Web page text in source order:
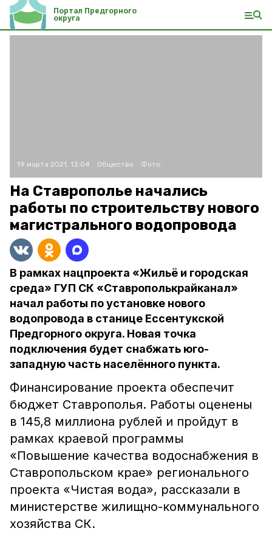
Портал Предгорного
округа
19 марта 2021, 13:04 Общество Фото:
На Ставрополье начались
работы по строительству нового
магистрального водопровода
В рамках нацпроекта «Жильё и городская
среда» ГУП СК «Ставрополькрайканал»
начал работы по установке нового
водопровода в станице Ессентукской
Предгорного округа. Новая точка
подключения будет снабжать юго-
западную часть населённого пункта.
Финансирование проекта обеспечит
бюджет Ставрополья. Работы оценены
в 145,8 миллиона рублей и пройдут в
рамках краевой программы
«Повышение качества водоснабжения в
Ставропольском крае» регионального
проекта «Чистая вода», рассказали в
министерстве жилищно-коммунального
хозяйства СК.